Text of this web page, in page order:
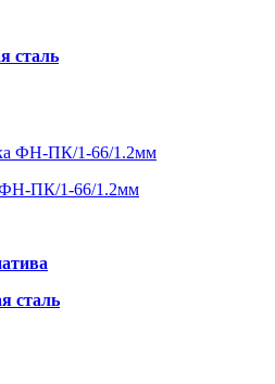
сталь
ФН-ПК/1-66/1.2мм
сталь